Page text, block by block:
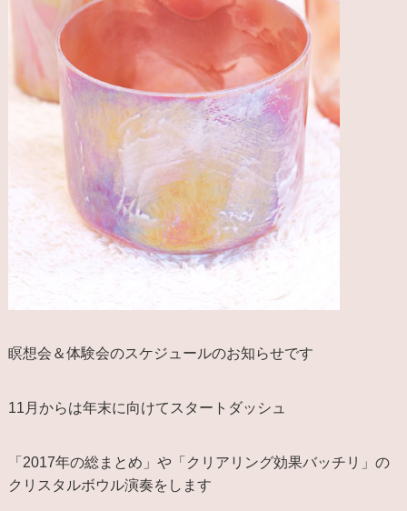
瞑想会＆体験会のスケジュールのお知らせです
11月からは年末に向けてスタートダッシュ
「2017年の総まとめ」や「クリアリング効果バッチリ」の
クリスタルボウル演奏をします